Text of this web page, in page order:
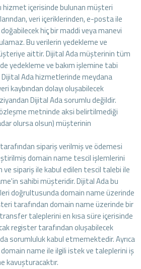
hizmet içerisinde bulunan müşteri
veri içeriklerinden, e-posta ile
hiç bir maddi veya manevi
Bu verilerin yedekleme ve
aittir. Dijital Ada müşterinin tüm
yedekleme ve bakım işlemine tabi
Ada hizmetlerinde meydana
kaybından dolayı oluşabilecek
Dijital Ada sorumlu değildir.
metninde aksi belirtilmediği
olursa olsun) müşterinin
sipariş verilmiş ve ödemesi
domain name tescil işlemlerini
sipariş ile kabul edilen tescil talebi ile
sahibi müşteridir. Dijital Ada bu
doğrultusunda domain name üzerinde
tarafından domain name üzerinde bir
taleplerini en kısa süre içerisinde
register tarafından oluşabilecek
sorumluluk kabul etmemektedir. Ayrıca
name ile ilgili istek ve taleplerini iş
kavuşturacaktır.